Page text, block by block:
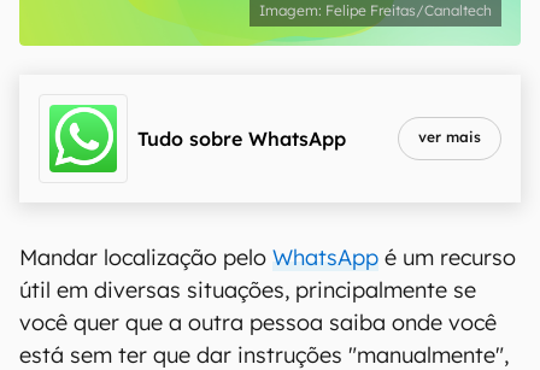
Felipe Freitas/Canaltech
Tudo sobre WhatsApp ver mais
Mandar localização pelo WhatsApp é um recurso
útil em diversas situações, principalmente se
você quer que a outra pessoa saiba onde você
está sem ter que dar instruções "manualmente",